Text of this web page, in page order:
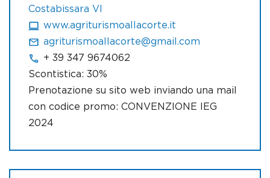
Costabissara VI
www.agriturismoallacorte.it
agriturismoallacorte@gmail.com
+ 39 347 9674062
Scontistica: 30%
Prenotazione su sito web inviando una mail
con codice promo: CONVENZIONE IEG
2024